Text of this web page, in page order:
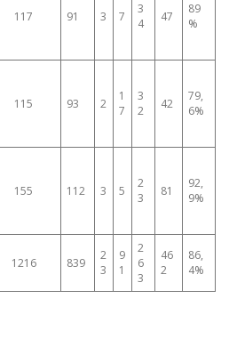
117 91 3 7
3
4
47
89
%
115 93 2
1
7
3
2
42
79,
6%
155 112 3 5
2
3
81
92,
9%
1216 839
2
3
9
1
2
6
3
46
2
86,
4%